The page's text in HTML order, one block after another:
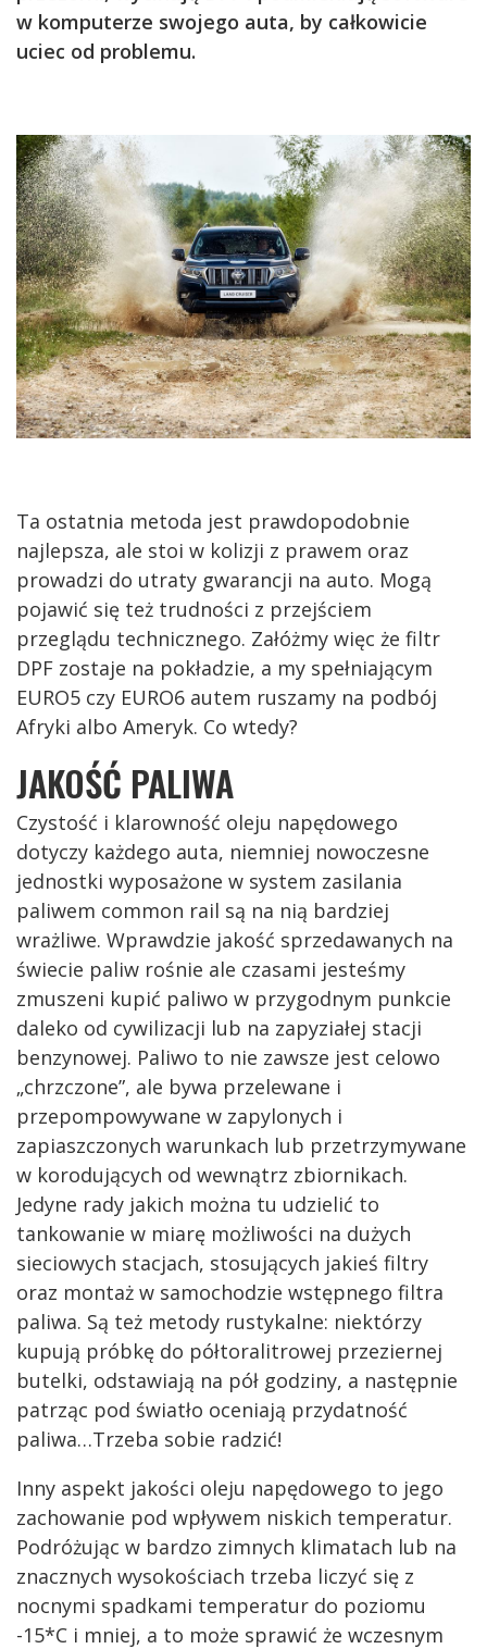
w komputerze swojego auta, by całkowicie
uciec od problemu.
Ta ostatnia metoda jest prawdopodobnie
najlepsza, ale stoi w kolizji z prawem oraz
prowadzi do utraty gwarancji na auto. Mogą
pojawić się też trudności z przejściem
przeglądu technicznego. Załóżmy więc że filtr
DPF zostaje na pokładzie, a my spełniającym
EURO5 czy EURO6 autem ruszamy na podbój
Afryki albo Ameryk. Co wtedy?
JAKOŚĆ PALIWA
Czystość i klarowność oleju napędowego
dotyczy każdego auta, niemniej nowoczesne
jednostki wyposażone w system zasilania
paliwem common rail są na nią bardziej
wrażliwe. Wprawdzie jakość sprzedawanych na
świecie paliw rośnie ale czasami jesteśmy
zmuszeni kupić paliwo w przygodnym punkcie
daleko od cywilizacji lub na zapyziałej stacji
benzynowej. Paliwo to nie zawsze jest celowo
„chrzczone”, ale bywa przelewane i
przepompowywane w zapylonych i
zapiaszczonych warunkach lub przetrzymywane
w korodujących od wewnątrz zbiornikach.
Jedyne rady jakich można tu udzielić to
tankowanie w miarę możliwości na dużych
sieciowych stacjach, stosujących jakieś filtry
oraz montaż w samochodzie wstępnego filtra
paliwa. Są też metody rustykalne: niektórzy
kupują próbkę do półtoralitrowej przeziernej
butelki, odstawiają na pół godziny, a następnie
patrząc pod światło oceniają przydatność
paliwa…Trzeba sobie radzić!
Inny aspekt jakości oleju napędowego to jego
zachowanie pod wpływem niskich temperatur.
Podróżując w bardzo zimnych klimatach lub na
znacznych wysokościach trzeba liczyć się z
nocnymi spadkami temperatur do poziomu
-15*C i mniej, a to może sprawić że wczesnym